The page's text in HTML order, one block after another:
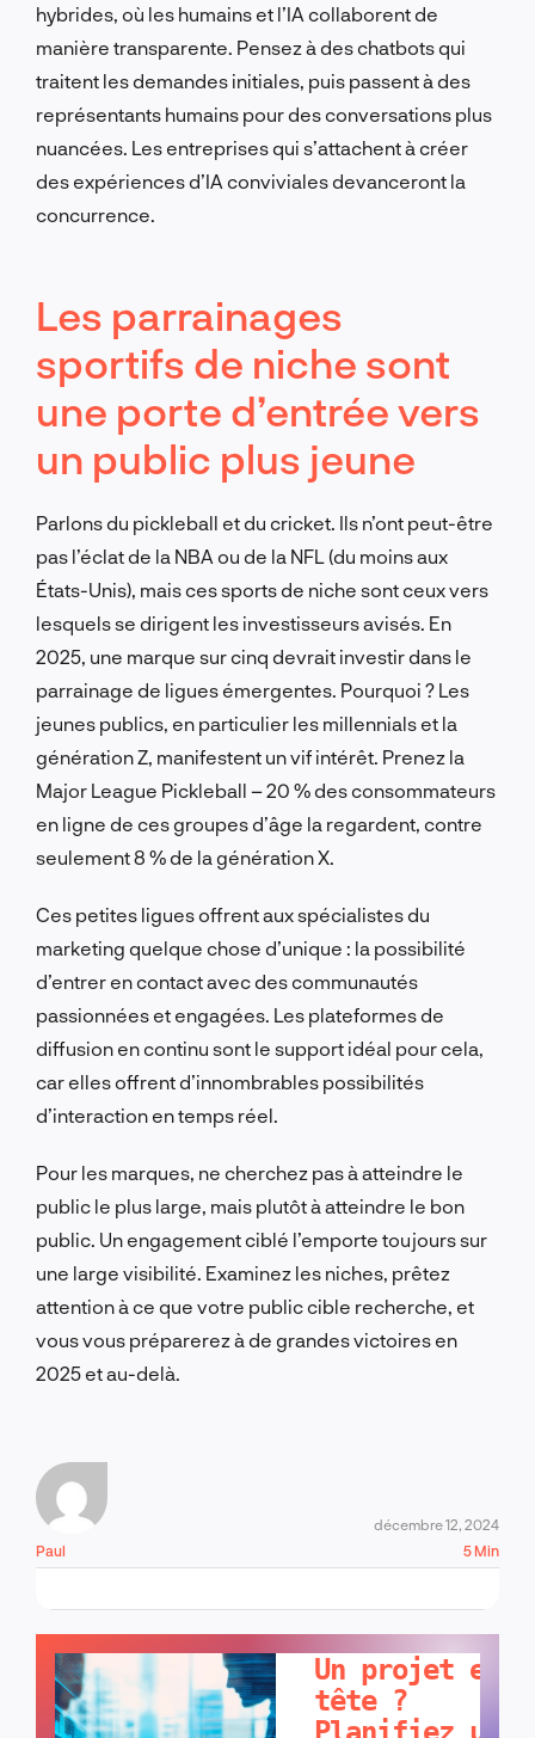
hybrides, où les humains et l’IA collaborent de
manière transparente. Pensez à des chatbots qui
traitent les demandes initiales, puis passent à des
représentants humains pour des conversations plus
nuancées. Les entreprises qui s’attachent à créer
des expériences d’IA conviviales devanceront la
concurrence.
Les parrainages
sportifs de niche sont
une porte d’entrée vers
un public plus jeune
Parlons du pickleball et du cricket. Ils n’ont peut-être
pas l’éclat de la NBA ou de la NFL (du moins aux
États-Unis), mais ces sports de niche sont ceux vers
lesquels se dirigent les investisseurs avisés. En
2025, une marque sur cinq devrait investir dans le
parrainage de ligues émergentes. Pourquoi ? Les
jeunes publics, en particulier les millennials et la
génération Z, manifestent un vif intérêt. Prenez la
Major League Pickleball – 20 % des consommateurs
en ligne de ces groupes d’âge la regardent, contre
seulement 8 % de la génération X.
Ces petites ligues offrent aux spécialistes du
marketing quelque chose d’unique : la possibilité
d’entrer en contact avec des communautés
passionnées et engagées. Les plateformes de
diffusion en continu sont le support idéal pour cela,
car elles offrent d’innombrables possibilités
d’interaction en temps réel.
Pour les marques, ne cherchez pas à atteindre le
public le plus large, mais plutôt à atteindre le bon
public. Un engagement ciblé l’emporte toujours sur
une large visibilité. Examinez les niches, prêtez
attention à ce que votre public cible recherche, et
vous vous préparerez à de grandes victoires en
2025 et au-delà.
Paul
décembre 12, 2024
5 Min
Un projet en
tête ?